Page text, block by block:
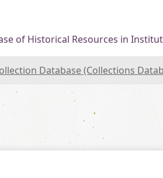
of Historical Resources in
Database (Collections